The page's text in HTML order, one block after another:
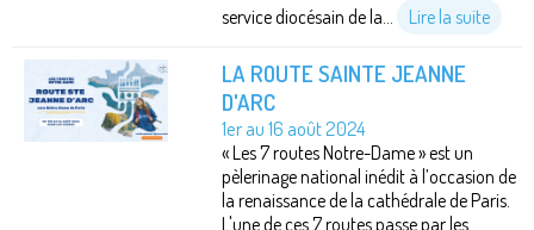
service diocésain de la...
Lire la suite
LA ROUTE SAINTE JEANNE
D'ARC
1er au 16 août 2024
« Les 7 routes Notre-Dame » est un
pèlerinage national inédit à l’occasion de
la renaissance de la cathédrale de Paris.
L'une de ces 7 routes passe par les